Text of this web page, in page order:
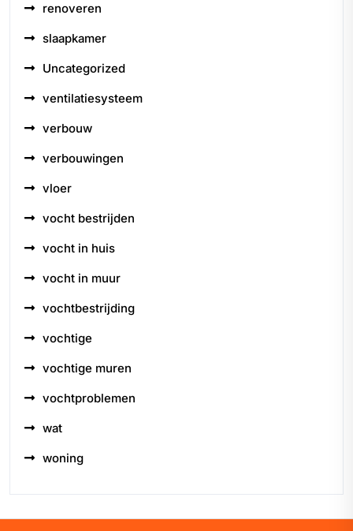
renoveren
slaapkamer
Uncategorized
ventilatiesysteem
verbouw
verbouwingen
vloer
vocht bestrijden
vocht in huis
vocht in muur
vochtbestrijding
vochtige
vochtige muren
vochtproblemen
wat
woning